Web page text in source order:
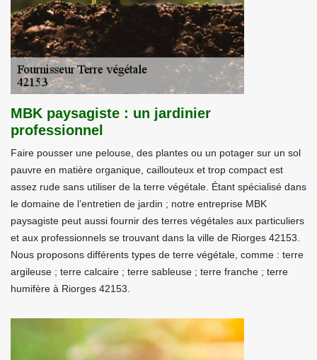
MBK paysagiste : un jardinier
professionnel
Faire pousser une pelouse, des plantes ou un potager sur un sol
pauvre en matière organique, caillouteux et trop compact est
assez rude sans utiliser de la terre végétale. Étant spécialisé dans
le domaine de l’entretien de jardin ; notre entreprise MBK
paysagiste peut aussi fournir des terres végétales aux particuliers
et aux professionnels se trouvant dans la ville de Riorges 42153.
Nous proposons différents types de terre végétale, comme : terre
argileuse ; terre calcaire ; terre sableuse ; terre franche ; terre
humifère à Riorges 42153.